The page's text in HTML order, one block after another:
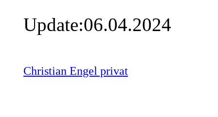
Update:06.04.2024
Christian Engel privat